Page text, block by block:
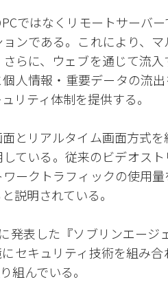
ではなくリモートサーバ
ンである。これにより、
らに、ウェブを通じて流
人情報・重要データの流
リティ体制を提供する。
とリアルタイム画面方式
ている。従来のビデオス
ークトラフィックの使用
説明されている。
発表した『ソブリンエージ
セキュリティ技術を組み
組んでいる。